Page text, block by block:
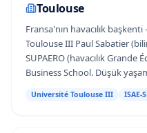
Toulouse
Fransa'nın havacılık
Toulouse III Paul Sabatier
SUPAERO (havacılık Grande
Business School. Düşük
Université Toulouse III ISAE-